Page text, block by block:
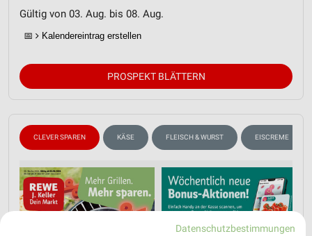
Gültig von 03. Aug. bis 08. Aug.
📅 Kalendereintrag erstellen
PROSPEKT BLÄTTERN
CLEVER SPAREN KÄSE FLEISCH & WURST EISCREME
Datenschutzbestimmungen